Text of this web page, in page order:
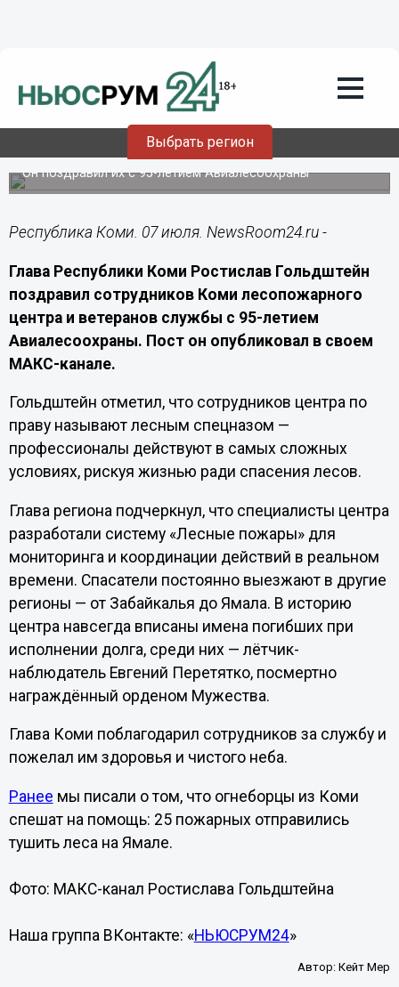
Выбрать регион
Гольдштейн поблагодарил
лесопожарных Коми за мужество и
самоотверженность
Он поздравил их с 95-летием Авиалесоохраны
Республика Коми. 07 июля. NewsRoom24.ru -
Глава Республики Коми Ростислав Гольдштейн
поздравил сотрудников Коми лесопожарного
центра и ветеранов службы с 95-летием
Авиалесоохраны. Пост он опубликовал в своем
МАКС-канале.
Гольдштейн отметил, что сотрудников центра по
праву называют лесным спецназом —
профессионалы действуют в самых сложных
условиях, рискуя жизнью ради спасения лесов.
Глава региона подчеркнул, что специалисты центра
разработали систему «Лесные пожары» для
мониторинга и координации действий в реальном
времени. Спасатели постоянно выезжают в другие
регионы — от Забайкалья до Ямала. В историю
центра навсегда вписаны имена погибших при
исполнении долга, среди них — лётчик-
наблюдатель Евгений Перетятко, посмертно
награждённый орденом Мужества.
Глава Коми поблагодарил сотрудников за службу и
пожелал им здоровья и чистого неба.
Ранее мы писали о том, что огнеборцы из Коми
спешат на помощь: 25 пожарных отправились
тушить леса на Ямале.
Фото: МАКС-канал Ростислава Гольдштейна
Наша группа ВКонтакте: «НЬЮСРУМ24»
Автор:Кейт Мер